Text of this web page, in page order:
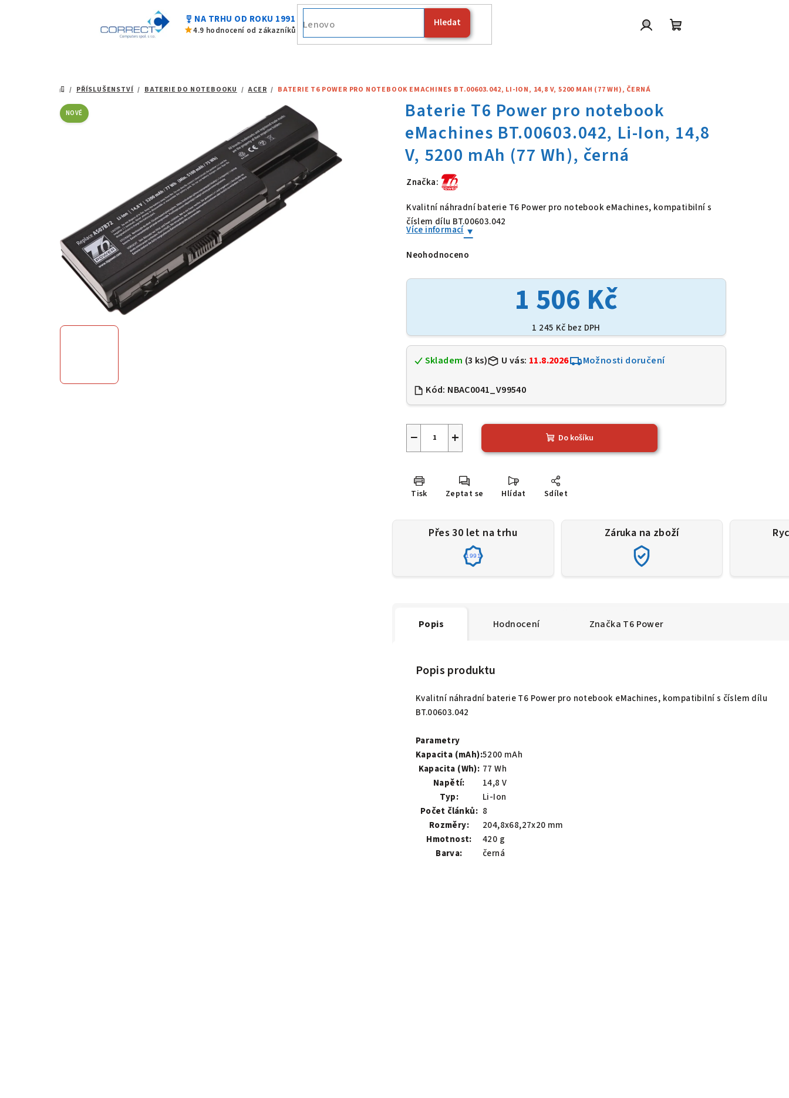
military_tech NA TRHU OD ROKU 1991
star4.9 hodnocení od zákazníků
Hledat
Fujitsu
DOMŮ
/ PŘÍSLUŠENSTVÍ / BATERIE DO NOTEBOOKU / ACER / BATERIE T6 POWER PRO NOTEBOOK EMACHINES BT.00603.042, LI-ION, 14,8 V, 5200 MAH (77 WH), ČERNÁ
Značka:
Baterie T6 Power pro notebook eMachines
Kvalitní náhradní baterie T6 Power pro notebook eMachines, kompatibilní s
číslem dílu BT.00603.042
Více informací
Průměrné
produktu
je
Neohodnoceno
1 506 Kč
1 245 Kč bez DPH
Skladem (3 ks) U vás: 11.8.2026 Možnosti doručení
Kód: NBAC0041_V99540
+
− Do košíku
Tisk Zeptat se Hlídat Sdílet
NOVÉ
Přes 30 let na trhu
1991
Záruka na zboží
Popis Hodnocení Značka T6 Power
Popis produktu
Kvalitní náhradní baterie T6 Power pro notebook eMachines, kompatibilní s číslem dílu
BT.00603.042
Parametry
Kapacita (mAh):5200 mAh
Kapacita (Wh): 77 Wh
Napětí:
14,8 V
Typ:
Li-Ion
Počet článků: 8
Rozměry:
204,8x68,27x20 mm
Hmotnost:
420 g
Barva:
černá
hvězdiček.